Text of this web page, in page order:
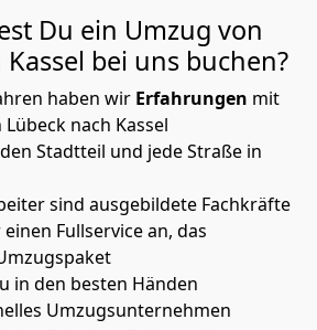
Du ein Umzug von
bei uns buchen?
haben wir Erfahrungen mit
nach Kassel
Stadtteil und jede Straße in
sind ausgebildete Fachkräfte
Fullservice an, das
in den besten Händen
Umzugsunternehmen